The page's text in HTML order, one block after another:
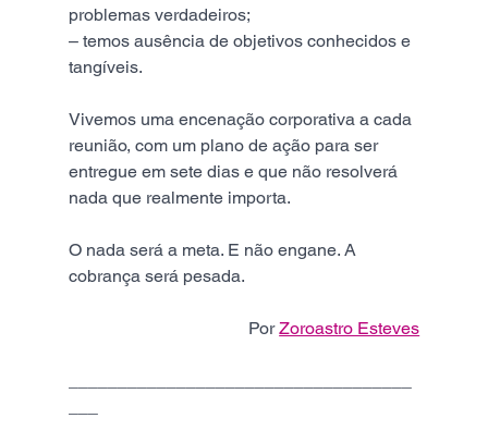
problemas verdadeiros;
– temos ausência de objetivos conhecidos e
tangíveis.
Vivemos uma encenação corporativa a cada
reunião, com um plano de ação para ser
entregue em sete dias e que não resolverá
nada que realmente importa.
O nada será a meta. E não engane. A
cobrança será pesada.
Por Zoroastro Esteves